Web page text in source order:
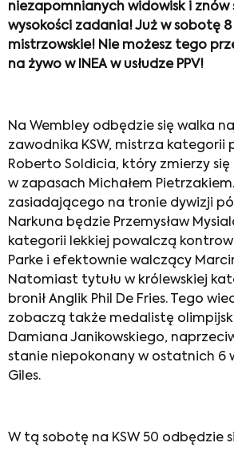
niezapomnianych widowisk i znów
wysokości zadania! Już w sobotę
mistrzowskie! Nie możesz tego
na żywo w INEA w usłudze PPV!
Na Wembley odbędzie się walka
zawodnika KSW, mistrza kategorii
Roberto Soldicia, który zmierzy się
w zapasach Michałem
zasiadającego na tronie dywizji
Narkuna będzie Przemysław
kategorii lekkiej powalczą
Parke i efektownie walczący
Natomiast tytułu w królewskiej
bronił Anglik Phil De Fries. Tego
zobaczą także medalistę
Damiana Janikowskiego,
stanie niepokonany w ostatnich 6
Giles.
W tą sobotę na KSW 50 odbędzie